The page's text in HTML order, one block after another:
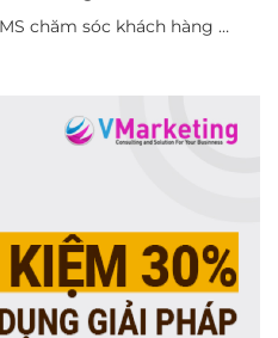
4 Mẫu tin nhắn SMS chăm sóc khách hàng hay nhất hiện nay